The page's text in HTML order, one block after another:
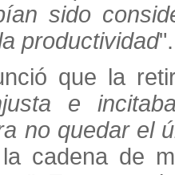
sido
productividad".
que la
e
no quedar el
cadena de